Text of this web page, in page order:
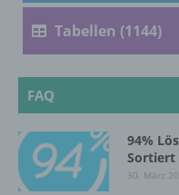
Tabellen (1144)
FAQ
94%
Sortiert
30. März
die
Verbreitung
Löschen oder
d)
Einschränkung